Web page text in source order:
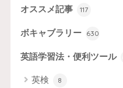
オススメ記事 117
ボキャブラリー 630
英語学習法・便利ツール
英検 8